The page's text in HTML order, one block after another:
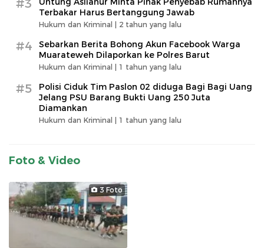
#3
Terbakar Harus Bertanggung Jawab
Hukum dan Kriminal | 2 tahun yang lalu
#4
Sebarkan Berita Bohong Akun Facebook Warga
Muarateweh Dilaporkan ke Polres Barut
Hukum dan Kriminal | 1 tahun yang lalu
#5
Polisi Ciduk Tim Paslon 02 diduga Bagi Bagi Uang
Jelang PSU Barang Bukti Uang 250 Juta
Diamankan
Hukum dan Kriminal | 1 tahun yang lalu
Foto & Video
3 Foto